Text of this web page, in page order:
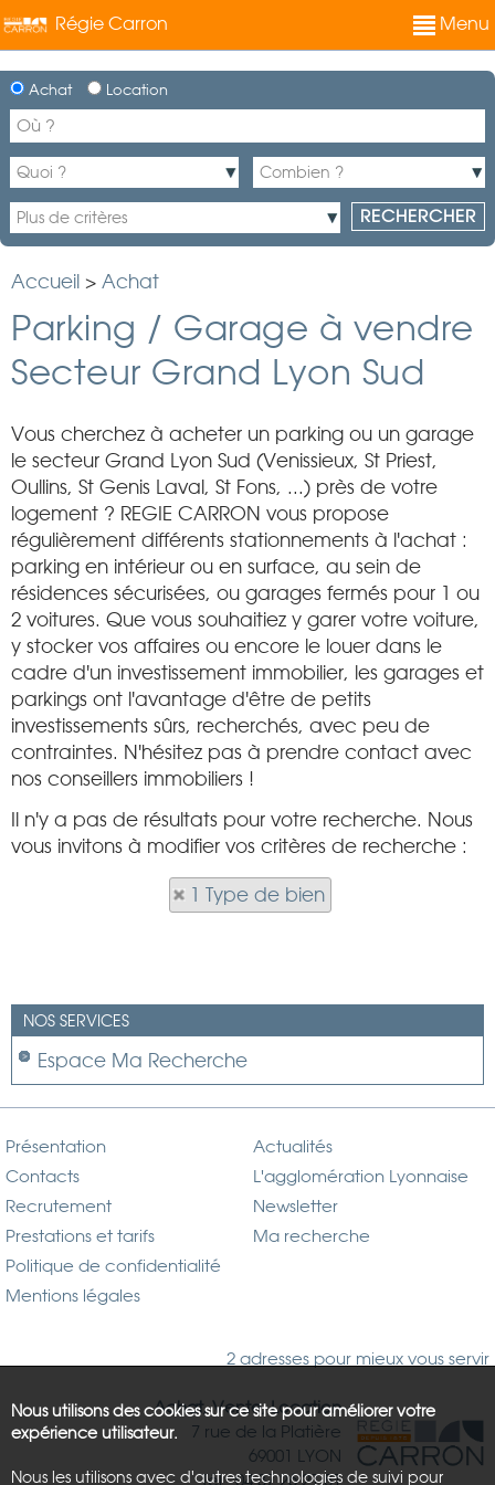
Régie Carron Menu
Achat Location
Accueil > Achat
Parking / Garage à vendre
Secteur Grand Lyon Sud
Vous cherchez à acheter un parking ou un garage
le secteur Grand Lyon Sud (Venissieux, St Priest,
Oullins, St Genis Laval, St Fons, ...) près de votre
logement ? REGIE CARRON vous propose
régulièrement différents stationnements à l'achat :
parking en intérieur ou en surface, au sein de
résidences sécurisées, ou garages fermés pour 1 ou
2 voitures. Que vous souhaitiez y garer votre voiture,
y stocker vos affaires ou encore le louer dans le
cadre d'un investissement immobilier, les garages et
parkings ont l'avantage d'être de petits
investissements sûrs, recherchés, avec peu de
contraintes. N'hésitez pas à prendre contact avec
nos conseillers immobiliers !
Il n'y a pas de résultats pour votre recherche. Nous
vous invitons à modifier vos critères de recherche :
1 Type de bien
NOS SERVICES
Espace Ma Recherche
Présentation
Contacts
Recrutement
Prestations et tarifs
Politique de confidentialité
Mentions légales
Actualités
L'agglomération Lyonnaise
Newsletter
Ma recherche
2 adresses pour mieux vous servir
Achat, Vente, Location
7 rue de la Platière
69001 LYON
Tél : 04.37.26.21.81
Nous utilisons des cookies sur ce site pour améliorer votre
expérience utilisateur.
Nous les utilisons avec d'autres technologies de suivi pour